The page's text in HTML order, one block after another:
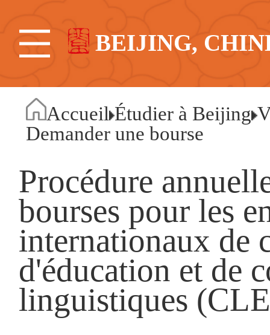
BEIJING,
Accueil Étudier à Beijing
Demander une bourse
Procédure
bourses pour les
internationaux de
d'éducation et de
linguistiques